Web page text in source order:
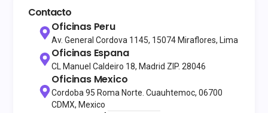
Contacto
Oficinas Peru
Av. General Cordova 1145, 15074 Miraflores, Lima
Oficinas Espana
CL Manuel Caldeiro 18, Madrid ZIP. 28046
Oficinas Mexico
Cordoba 95 Roma Norte. Cuauhtemoc, 06700
CDMX, Mexico